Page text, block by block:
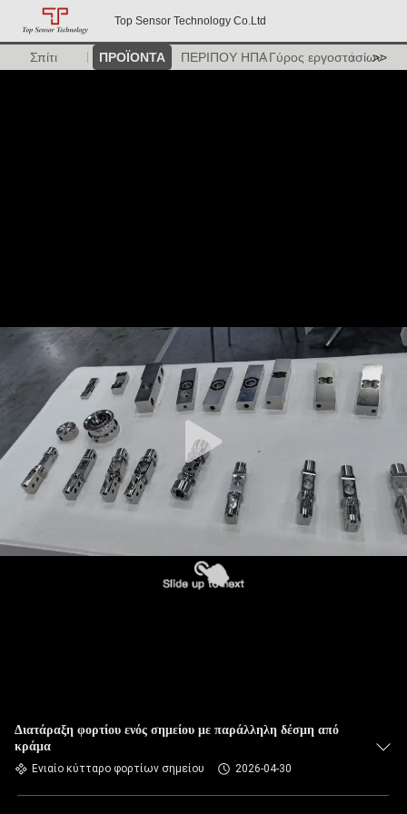
Top Sensor Technology Co.Ltd
Σπίτι ΠΡΟΪΟΝΤΑ ΠΕΡΙΠΟΥ ΗΠΑΓύρος εργοστασίων
>>
Διατάραξη φορτίου ενός σημείου με παράλληλη δέσμη από
κράμα
Ενιαίο κύτταρο φορτίων σημείου 2026-04-30